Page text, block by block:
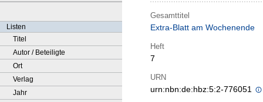
Listen
Titel
Autor / Beteiligte
Ort
Verlag
Jahr
Gesamttitel
Extra-Blatt am Wochenende
Heft
7
URN
urn:nbn:de:hbz:5:2-776051